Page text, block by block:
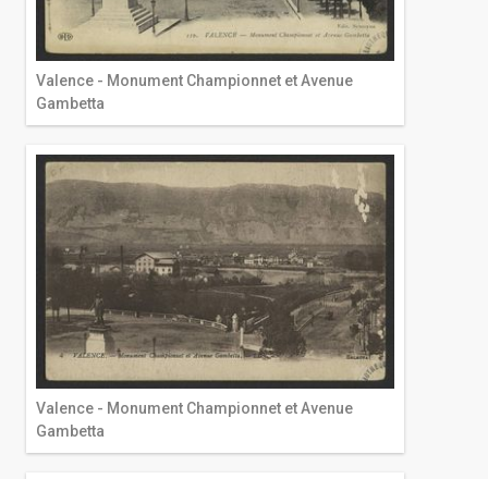
Valence - Monument Championnet et Avenue
Gambetta
Valence - Monument Championnet et Avenue
Gambetta